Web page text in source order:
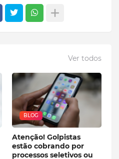
Ver todos
BLOG
Atenção! Golpistas
estão cobrando por
processos seletivos ou